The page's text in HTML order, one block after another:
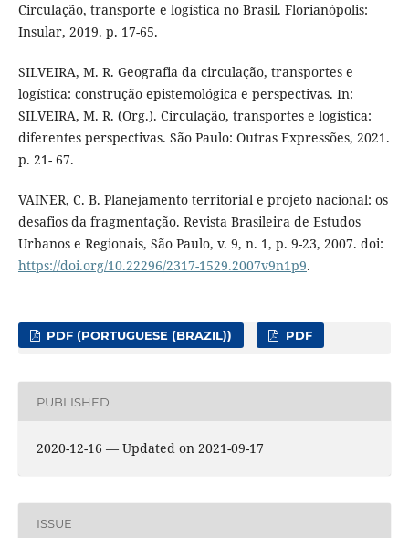
Circulação, transporte e logística no Brasil. Florianópolis:
Insular, 2019. p. 17-65.
SILVEIRA, M. R. Geografia da circulação, transportes e
logística: construção epistemológica e perspectivas. In:
SILVEIRA, M. R. (Org.). Circulação, transportes e logística:
diferentes perspectivas. São Paulo: Outras Expressões, 2021.
p. 21- 67.
VAINER, C. B. Planejamento territorial e projeto nacional: os
desafios da fragmentação. Revista Brasileira de Estudos
Urbanos e Regionais, São Paulo, v. 9, n. 1, p. 9-23, 2007. doi:
https://doi.org/10.22296/2317-1529.2007v9n1p9.
PDF (PORTUGUESE (BRAZIL)) PDF
PUBLISHED
2020-12-16 — Updated on 2021-09-17
ISSUE